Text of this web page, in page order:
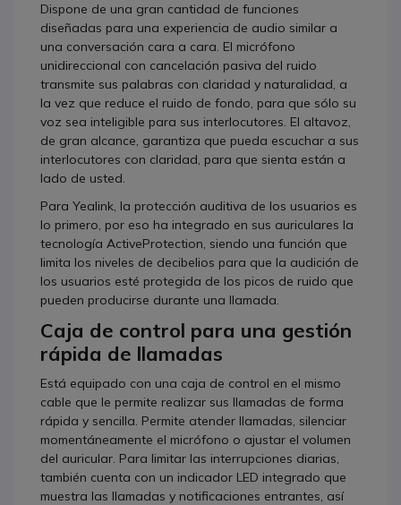
Dispone de una gran cantidad de funciones
diseñadas para una experiencia de audio similar a
una conversación cara a cara. El micrófono
unidireccional con cancelación pasiva del ruido
transmite sus palabras con claridad y naturalidad, a
la vez que reduce el ruido de fondo, para que sólo su
voz sea inteligible para sus interlocutores. El altavoz,
de gran alcance, garantiza que pueda escuchar a sus
interlocutores con claridad, para que sienta están a
lado de usted.
Para Yealink, la protección auditiva de los usuarios es
lo primero, por eso ha integrado en sus auriculares la
tecnología ActiveProtection, siendo una función que
limita los niveles de decibelios para que la audición de
los usuarios esté protegida de los picos de ruido que
pueden producirse durante una llamada.
Caja de control para una gestión
rápida de llamadas
Está equipado con una caja de control en el mismo
cable que le permite realizar sus llamadas de forma
rápida y sencilla. Permite atender llamadas, silenciar
momentáneamente el micrófono o ajustar el volumen
del auricular. Para limitar las interrupciones diarias,
también cuenta con un indicador LED integrado que
muestra las llamadas y notificaciones entrantes, así